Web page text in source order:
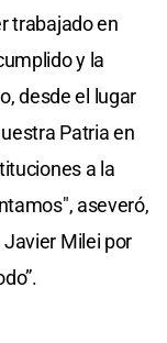
trabajado en
y la
desde el lugar
Patria en
a la
aseveró,
Javier Milei por